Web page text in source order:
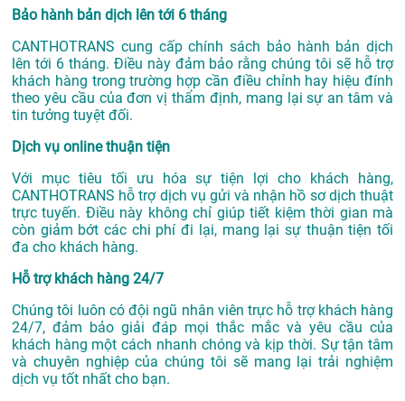
Bảo hành bản dịch lên tới 6 tháng
CANTHOTRANS cung cấp chính sách bảo hành bản dịch
lên tới 6 tháng. Điều này đảm bảo rằng chúng tôi sẽ hỗ trợ
khách hàng trong trường hợp cần điều chỉnh hay hiệu đính
theo yêu cầu của đơn vị thẩm định, mang lại sự an tâm và
tin tưởng tuyệt đối.
Dịch vụ online thuận tiện
Với mục tiêu tối ưu hóa sự tiện lợi cho khách hàng,
CANTHOTRANS hỗ trợ dịch vụ gửi và nhận hồ sơ dịch thuật
trực tuyến. Điều này không chỉ giúp tiết kiệm thời gian mà
còn giảm bớt các chi phí đi lại, mang lại sự thuận tiện tối
đa cho khách hàng.
Hỗ trợ khách hàng 24/7
Chúng tôi luôn có đội ngũ nhân viên trực hỗ trợ khách hàng
24/7, đảm bảo giải đáp mọi thắc mắc và yêu cầu của
khách hàng một cách nhanh chóng và kịp thời. Sự tận tâm
và chuyên nghiệp của chúng tôi sẽ mang lại trải nghiệm
dịch vụ tốt nhất cho bạn.